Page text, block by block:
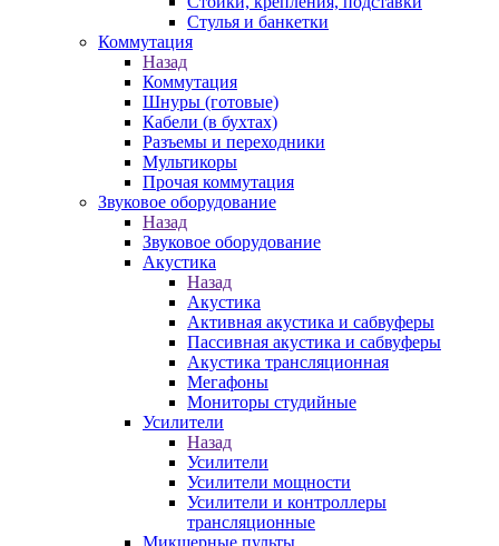
Стулья и банкетки
Коммутация
Назад
Коммутация
Шнуры (готовые)
Кабели (в бухтах)
Разъемы и переходники
Мультикоры
Прочая коммутация
Звуковое оборудование
Назад
Звуковое оборудование
Акустика
Назад
Акустика
Активная акустика и сабвуферы
Пассивная акустика и сабвуферы
Акустика трансляционная
Мегафоны
Мониторы студийные
Усилители
Назад
Усилители
Усилители мощности
Усилители и контроллеры
трансляционные
Микшерные пульты